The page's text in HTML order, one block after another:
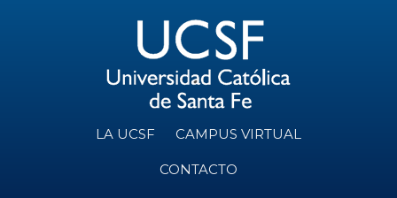
LA UCSF CAMPUS VIRTUAL
CONTACTO